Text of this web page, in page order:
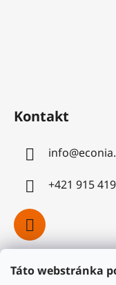
Táto webstránka
Kontakt
info@
+421 915
Facebook